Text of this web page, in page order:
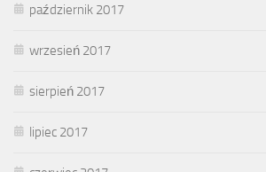
październik 2017
wrzesień 2017
sierpień 2017
lipiec 2017